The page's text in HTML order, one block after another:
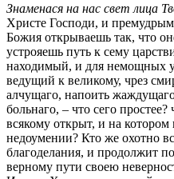
Знаменася на нас свет лица
Христе Господи, и
Божия открываешь так, что
устрояешь путь к сему
находимый, и для немощных
ведущий к великому, чрез
алчущаго, напоить
больнаго, – что сего
всякому открыт, и на
недоумении? Кто же охотно
благоделания, и продолжит
верному пути своею